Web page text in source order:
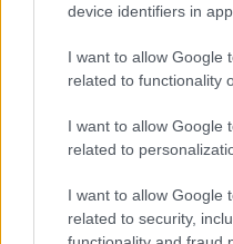
device identifiers in
I want to allow Google
related to functionality
I want to allow Google
related to
I want to allow Google
related to security,
#Kolinda Grabar-